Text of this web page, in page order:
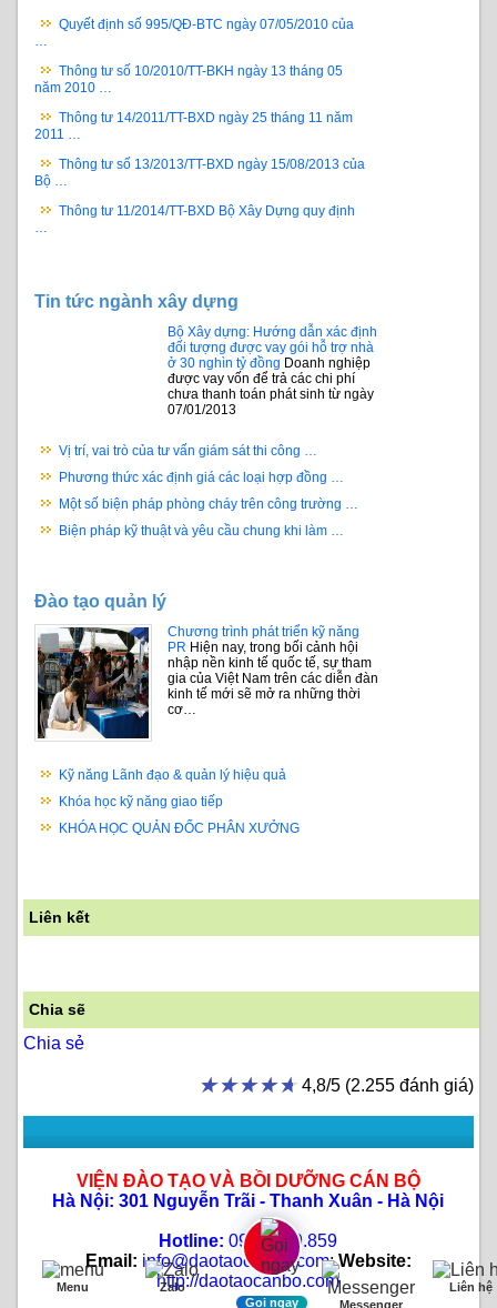
Quyết định số 995/QĐ-BTC ngày 07/05/2010 của
…
Thông tư số 10/2010/TT-BKH ngày 13 tháng 05
năm 2010 …
Thông tư 14/2011/TT-BXD ngày 25 tháng 11 năm
2011 …
Thông tư số 13/2013/TT-BXD ngày 15/08/2013 của
Bộ …
Thông tư 11/2014/TT-BXD Bộ Xây Dựng quy định
…
Tin tức ngành xây dựng
Bộ Xây dựng: Hướng dẫn xác định
đối tượng được vay gói hỗ trợ nhà
ở 30 nghìn tỷ đồng Doanh nghiệp
được vay vốn để trả các chi phí
chưa thanh toán phát sinh từ ngày
07/01/2013
Vị trí, vai trò của tư vấn giám sát thi công …
Phương thức xác định giá các loại hợp đồng …
Một số biện pháp phòng cháy trên công trường …
Biện pháp kỹ thuật và yêu cầu chung khi làm …
Đào tạo quản lý
Chương trình phát triển kỹ năng
PR Hiện nay, trong bối cảnh hội
nhập nền kinh tế quốc tế, sự tham
gia của Việt Nam trên các diễn đàn
kinh tế mới sẽ mở ra những thời
cơ…
Kỹ năng Lãnh đạo & quản lý hiệu quả
Khóa học kỹ năng giao tiếp
KHÓA HỌC QUẢN ĐỐC PHÂN XƯỞNG
Liên kết
Chia sẽ
Chia sẻ
★★★★★
★★★★★ 4,8/5 (2.255 đánh giá)
VIỆN ĐÀO TẠO VÀ BỒI DƯỠNG CÁN BỘ
Hà Nội: 301 Nguyễn Trãi - Thanh Xuân - Hà Nội
Hotline: 0904.889.859
Email: info@daotaocanbo.com;Website:
http://daotaocanbo.com
Menu
Zalo
Gọi ngay
Messenger
Liên hệ